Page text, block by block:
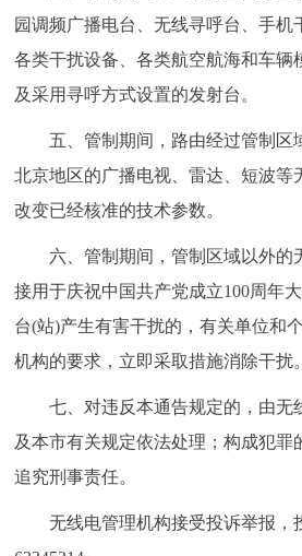
园调频广播电台、无线寻呼台、手机
各类干扰设备、各类航空航海和车辆
及采用寻呼方式设置的发射台。
五、管制期间，路由经过管制区
北京地区的广播电视、雷达、短波等
改变已经核准的技术参数。
六、管制期间，管制区域以外的
接用于庆祝中国共产党成立100周年
台(站)产生有害干扰的，有关单位和
机构的要求，立即采取措施消除干扰。
七、对违反本通告规定的，由无
及本市有关规定依法处理；构成犯罪
追究刑事责任。
无线电管理机构接受投诉举报，